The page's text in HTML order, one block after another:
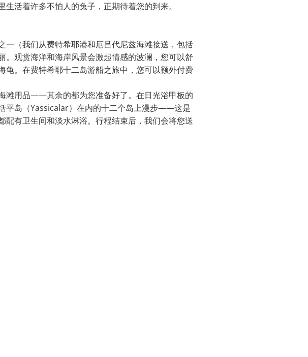
活着许多不怕人的兔子，正期待着您的到来。
（我们从费特希耶港和厄吕代尼兹海滩接送，包括
观赏海洋和海岸风景会激起情感的波澜，您可以舒
。在费特希耶十二岛游船之旅中，您可以额外付费
滩用品——其余的都为您准备好了。在日光浴甲板的
平岛（Yassicalar）在内的十二个岛上漫步——这是
有卫生间和淡水淋浴。行程结束后，我们会将您送